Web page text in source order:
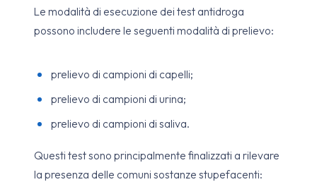
Le modalità di esecuzione dei test antidroga
possono includere le seguenti modalità di prelievo:
prelievo di campioni di capelli;
prelievo di campioni di urina;
prelievo di campioni di saliva.
Questi test sono principalmente finalizzati a rilevare
la presenza delle comuni sostanze stupefacenti: